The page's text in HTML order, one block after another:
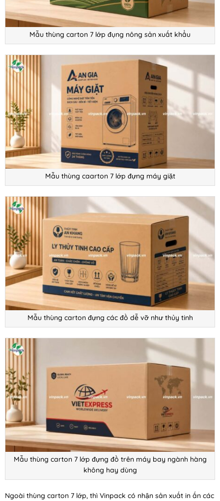
Mẫu thùng carton 7 lớp đụng nông sản xuất khẩu
Mẫu thùng caarton 7 lớp đựng máy giặt
Mẫu thùng carton đựng các đồ dễ vỡ như thủy tinh
Mẫu thùng carton 7 lớp đựng đồ trên máy bay ngành hàng
không hay dùng
Ngoài thùng carton 7 lớp, thì Vinpack có nhận sản xuất in ấn các